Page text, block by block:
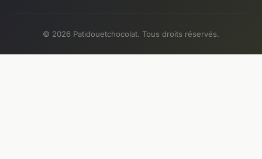
© 2026 Patidouetchocolat. Tous droits réservés.